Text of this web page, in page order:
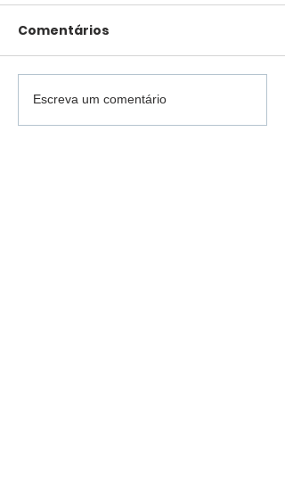
Caron realiza
primeiro tratamento
Comentários
Escreva um comentário